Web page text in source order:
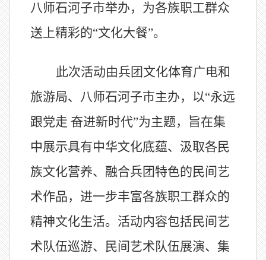
八师石河子市举办，为各族职工群众
送上精彩的“文化大餐”。
此次活动由兵团文化体育广电和
旅游局、八师石河子市主办，以“永远
跟党走 奋进新时代”为主题，旨在集
中展示具有中华文化底蕴、汲取各民
族文化营养、融合兵团特色的民间艺
术作品，进一步丰富各族职工群众的
精神文化生活。活动内容包括民间艺
术队伍巡游、民间艺术队伍展演、集